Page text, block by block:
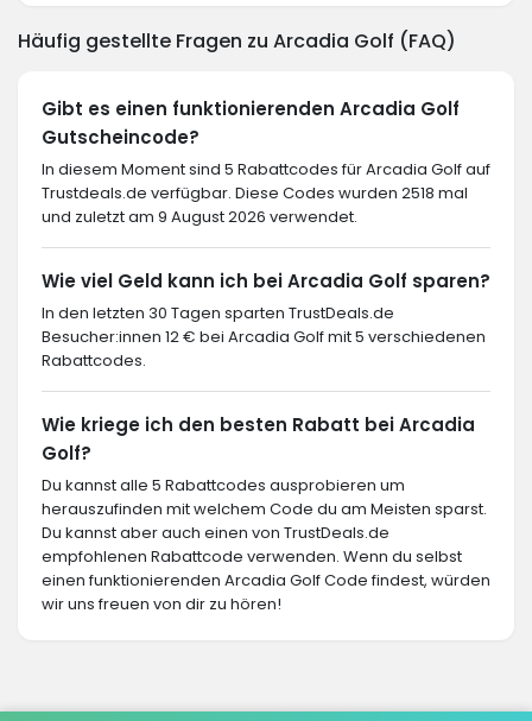
Häufig gestellte Fragen zu Arcadia Golf (FAQ)
Gibt es einen funktionierenden Arcadia Golf
Gutscheincode?
In diesem Moment sind 5 Rabattcodes für Arcadia Golf auf
Trustdeals.de verfügbar. Diese Codes wurden 2518 mal
und zuletzt am 9 August 2026 verwendet.
Wie viel Geld kann ich bei Arcadia Golf sparen?
In den letzten 30 Tagen sparten TrustDeals.de
Besucher:innen 12 € bei Arcadia Golf mit 5 verschiedenen
Rabattcodes.
Wie kriege ich den besten Rabatt bei Arcadia
Golf?
Du kannst alle 5 Rabattcodes ausprobieren um
herauszufinden mit welchem Code du am Meisten sparst.
Du kannst aber auch einen von TrustDeals.de
empfohlenen Rabattcode verwenden. Wenn du selbst
einen funktionierenden Arcadia Golf Code findest, würden
wir uns freuen von dir zu hören!